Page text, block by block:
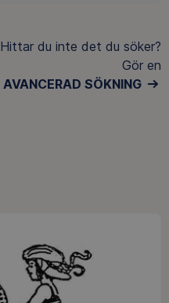
Hittar du inte det du söker?
Gör en
AVANCERAD SÖKNING